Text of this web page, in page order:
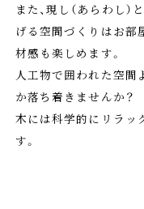
また、現し（あらわし
げる空間づくりはお部
材感も楽しめます。
人工物で囲われた空間
か落ち着きませんか？
木には科学的にリラッ
す。